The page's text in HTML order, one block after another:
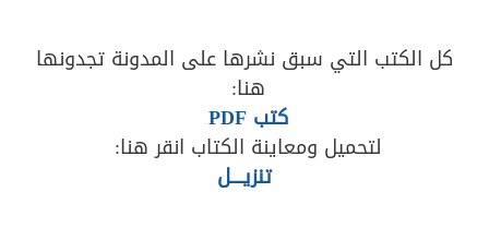
كل الكتب التي سبق نشرها على المدونة تجدونها
هنا:
كتب PDF
لتحميل ومعاينة الكتاب انقر هنا:
تنزيــــل